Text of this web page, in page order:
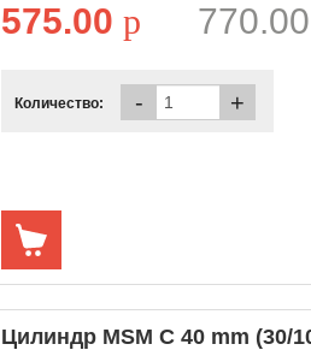
575.00p
Количество: - +
Цилиндр MSM C 40 mm (30/